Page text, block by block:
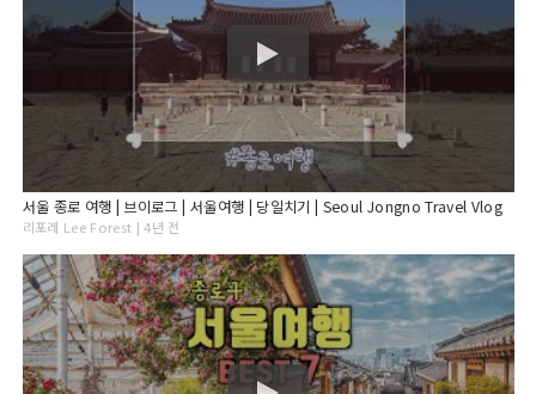
서울 종로 여행 | 브이로그 | 서울여행 | 당일치기 | Seoul Jongno Travel Vlog
리포레 Lee Forest | 4년 전